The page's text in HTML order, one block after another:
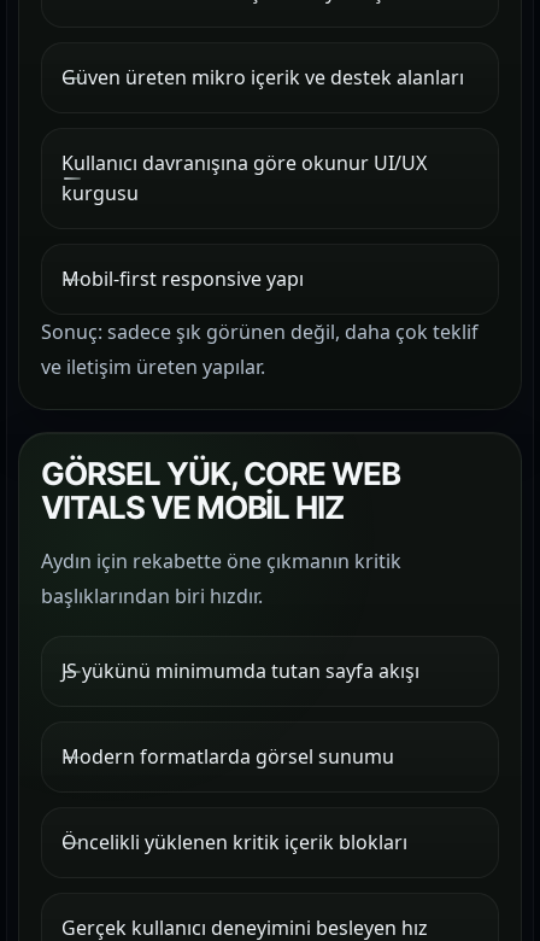
Güven üreten mikro içerik ve destek alanları
Kullanıcı davranışına göre okunur UI/UX
kurgusu
Mobil-first responsive yapı
Sonuç: sadece şık görünen değil, daha çok teklif
ve iletişim üreten yapılar.
GÖRSEL YÜK, CORE WEB
VITALS VE MOBİL HIZ
Aydın için rekabette öne çıkmanın kritik
başlıklarından biri hızdır.
JS yükünü minimumda tutan sayfa akışı
Modern formatlarda görsel sunumu
Öncelikli yüklenen kritik içerik blokları
Gerçek kullanıcı deneyimini besleyen hız